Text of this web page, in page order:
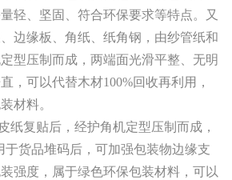
轻、坚固、符合环保要求等特点。又
边缘板、角纸、纸角钢，由纱管纸和
型压制而成，两端面光滑平整、无明
，可以代替木材100%回收再利用，
材料。
复贴后，经护角机定型压制而成，
于货品堆码后，可加强包装物边缘支
强度，属于绿色环保包装材料，可以